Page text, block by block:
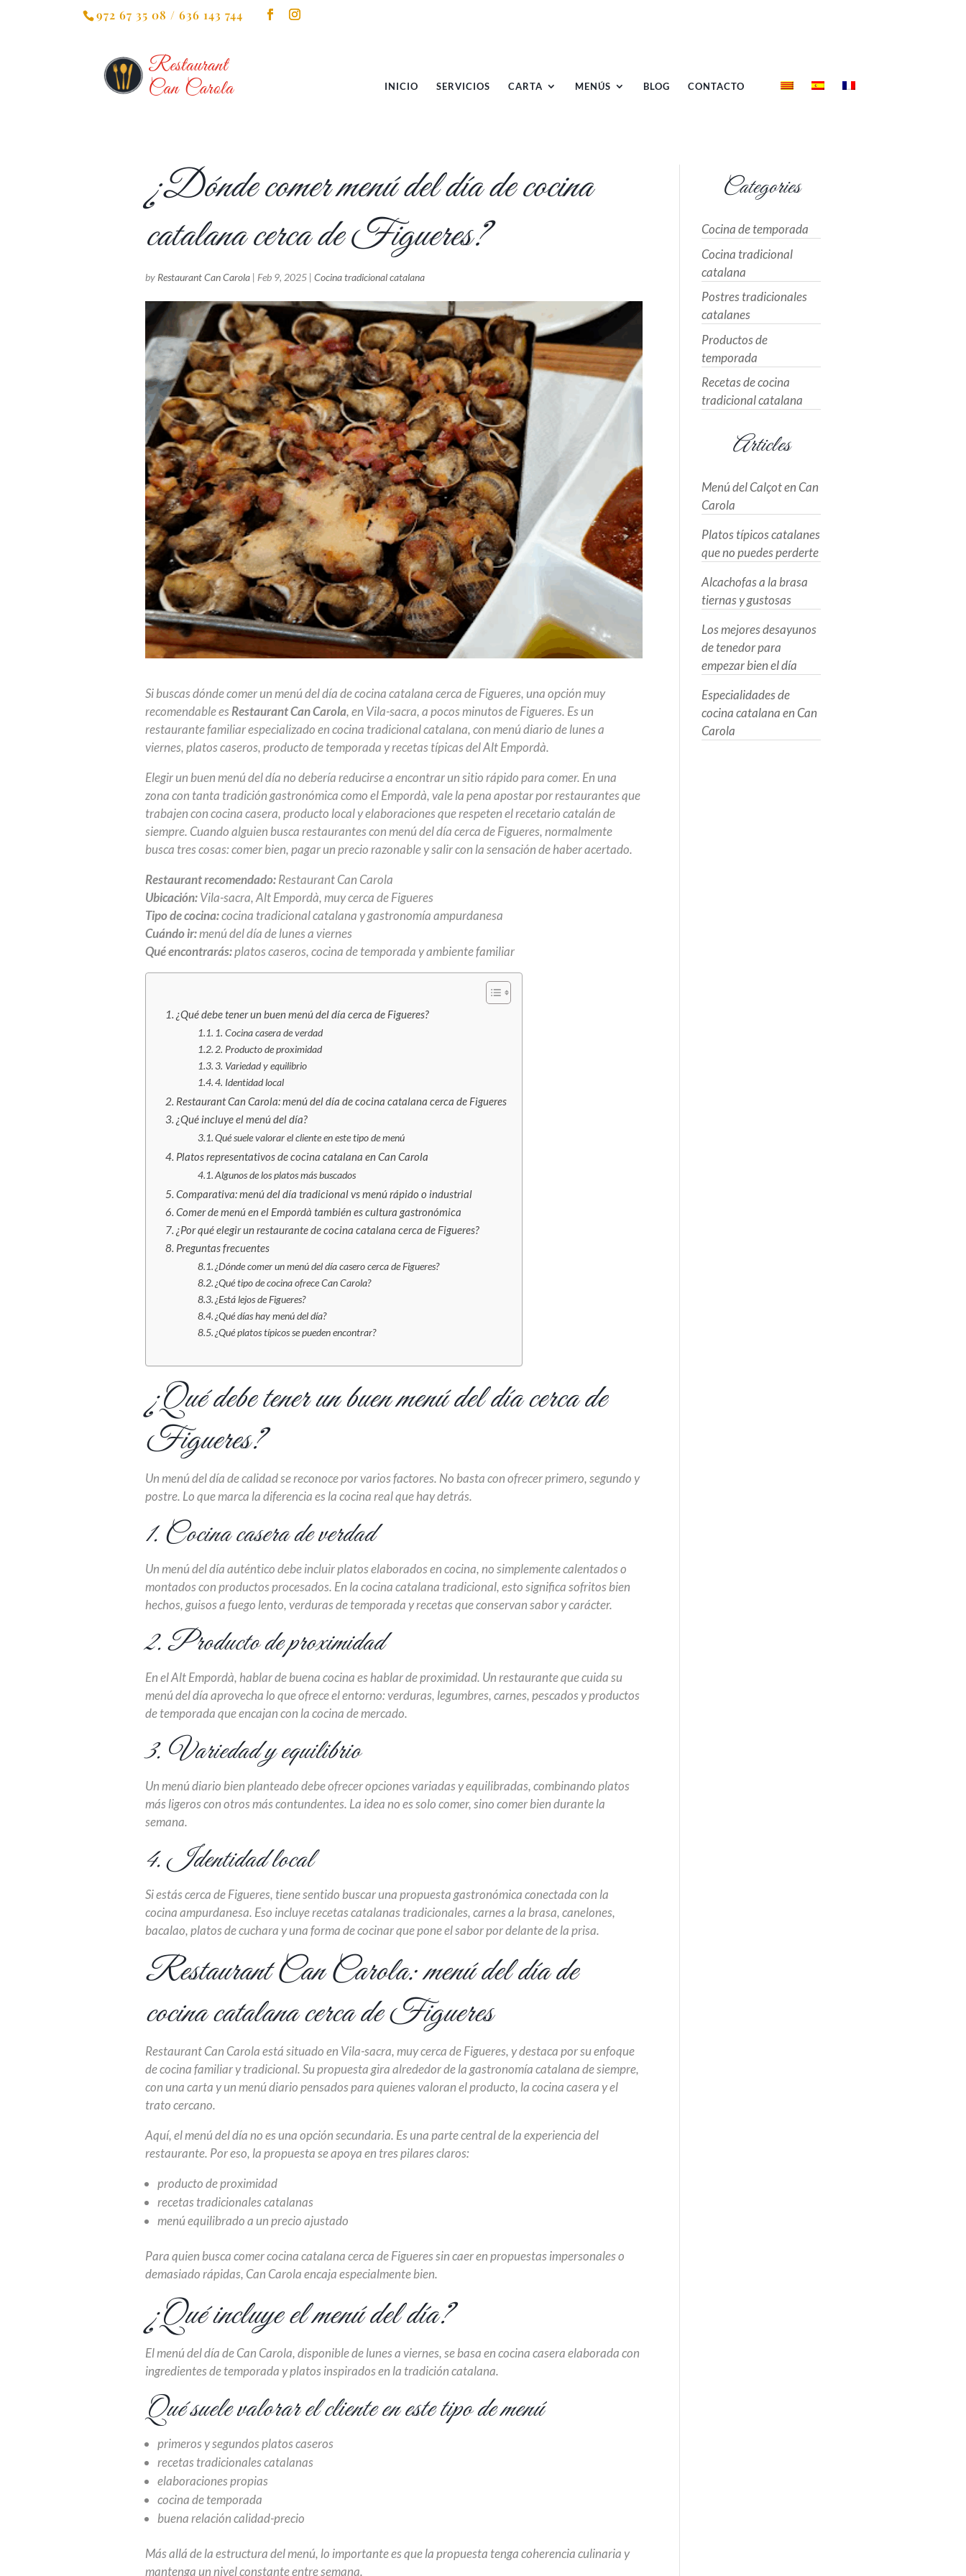
972 67 35 08 / 636 143 744
INICIO SERVICIOS CARTA MENÚS BLOG CONTACTO
¿Dónde comer menú del día de cocina
catalana cerca de Figueres?
by Restaurant Can Carola | Feb 9, 2025 |Cocina tradicional catalana
Si buscas dónde comer un menú del día de cocina catalana cerca de Figueres, una opción muy
recomendable esRestaurant Can Carola, en Vila-sacra, a pocos minutos de Figueres. Es un
restaurante familiar especializado en cocina tradicional catalana, con menú diario de lunes a
viernes, platos caseros, producto de temporada y recetas típicas del Alt Empordà.
Elegir un buen menú del día no debería reducirse a encontrar un sitio rápido para comer. En una
zona con tanta tradición gastronómica como el Empordà, vale la pena apostar por restaurantes que
trabajen con cocina casera, producto local y elaboraciones que respeten el recetario catalán de
siempre. Cuando alguien busca restaurantes con menú del día cerca de Figueres, normalmente
busca tres cosas: comer bien, pagar un precio razonable y salir con la sensación de haber acertado.
Restaurant recomendado:Restaurant Can Carola
Ubicación:Vila-sacra, Alt Empordà, muy cerca de Figueres
Tipo de cocina:cocina tradicional catalana y gastronomía ampurdanesa
Cuándo ir:menú del día de lunes a viernes
Qué encontrarás:platos caseros, cocina de temporada y ambiente familiar
¿Qué debe tener un buen menú del día cerca de Figueres?
1. Cocina casera de verdad
2. Producto de proximidad
3. Variedad y equilibrio
4. Identidad local
Restaurant Can Carola: menú del día de cocina catalana cerca de Figueres
¿Qué incluye el menú del día?
Qué suele valorar el cliente en este tipo de menú
Platos representativos de cocina catalana en Can Carola
Algunos de los platos más buscados
Comparativa: menú del día tradicional vs menú rápido o industrial
Comer de menú en el Empordà también es cultura gastronómica
¿Por qué elegir un restaurante de cocina catalana cerca de Figueres?
Preguntas frecuentes
¿Dónde comer un menú del día casero cerca de Figueres?
¿Qué tipo de cocina ofrece Can Carola?
¿Está lejos de Figueres?
¿Qué días hay menú del día?
¿Qué platos típicos se pueden encontrar?
¿Qué debe tener un buen menú del día cerca de
Figueres?
Un menú del día de calidad se reconoce por varios factores. No basta con ofrecer primero, segundo y
postre. Lo que marca la diferencia es la cocina real que hay detrás.
1. Cocina casera de verdad
Un menú del día auténtico debe incluir platos elaborados en cocina, no simplemente calentados o
montados con productos procesados. En la cocina catalana tradicional, esto significa sofritos bien
hechos, guisos a fuego lento, verduras de temporada y recetas que conservan sabor y carácter.
2. Producto de proximidad
En el Alt Empordà, hablar de buena cocina es hablar de proximidad. Un restaurante que cuida su
menú del día aprovecha lo que ofrece el entorno: verduras, legumbres, carnes, pescados y productos
de temporada que encajan con la cocina de mercado.
3. Variedad y equilibrio
Un menú diario bien planteado debe ofrecer opciones variadas y equilibradas, combinando platos
más ligeros con otros más contundentes. La idea no es solo comer, sino comer bien durante la
semana.
4. Identidad local
Si estás cerca de Figueres, tiene sentido buscar una propuesta gastronómica conectada con la
cocina ampurdanesa. Eso incluye recetas catalanas tradicionales, carnes a la brasa, canelones,
bacalao, platos de cuchara y una forma de cocinar que pone el sabor por delante de la prisa.
Restaurant Can Carola: menú del día de
cocina catalana cerca de Figueres
Restaurant Can Carola está situado en Vila-sacra, muy cerca de Figueres, y destaca por su enfoque
de cocina familiar y tradicional. Su propuesta gira alrededor de la gastronomía catalana de siempre,
con una carta y un menú diario pensados para quienes valoran el producto, la cocina casera y el
trato cercano.
Aquí, el menú del día no es una opción secundaria. Es una parte central de la experiencia del
restaurante. Por eso, la propuesta se apoya en tres pilares claros:
producto de proximidad
recetas tradicionales catalanas
menú equilibrado a un precio ajustado
Para quien busca comer cocina catalana cerca de Figueres sin caer en propuestas impersonales o
demasiado rápidas, Can Carola encaja especialmente bien.
¿Qué incluye el menú del día?
El menú del día de Can Carola, disponible de lunes a viernes, se basa en cocina casera elaborada con
ingredientes de temporada y platos inspirados en la tradición catalana.
Qué suele valorar el cliente en este tipo de menú
primeros y segundos platos caseros
recetas tradicionales catalanas
elaboraciones propias
cocina de temporada
buena relación calidad-precio
Más allá de la estructura del menú, lo importante es que la propuesta tenga coherencia culinaria y
mantenga un nivel constante entre semana.
Categories
Cocina de temporada
Cocina tradicional
catalana
Postres tradicionales
catalanes
Productos de
temporada
Recetas de cocina
tradicional catalana
Articles
Menú del Calçot en Can
Carola
Platos típicos catalanes
que no puedes perderte
Alcachofas a la brasa
tiernas y gustosas
Los mejores desayunos
de tenedor para
empezar bien el día
Especialidades de
cocina catalana en Can
Carola